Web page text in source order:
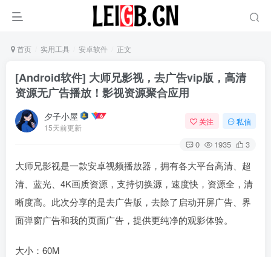
首页 实用工具 安卓软件 正文
[Android软件] 大师兄影视，去广告vip版，高清
资源无广告播放！影视资源聚合应用
夕子小屋
15天前更新
关注 私信
0 1935 3
大师兄影视是一款安卓视频播放器，拥有各大平台高清、超
清、蓝光、4K画质资源，支持切换源，速度快，资源全，清
晰度高。此次分享的是去广告版，去除了启动开屏广告、界
面弹窗广告和我的页面广告，提供更纯净的观影体验。
大小：60M